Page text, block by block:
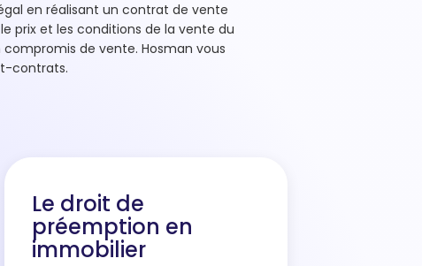
en réalisant un contrat de vente
prix et les conditions de la vente du
de vente. Hosman vous
contrats.
Le droit de
préemption en
immobilier